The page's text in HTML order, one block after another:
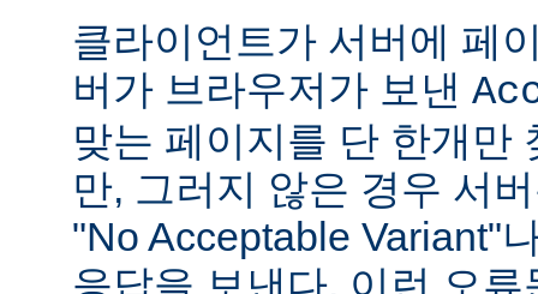
클라이언트가 서버에 페
버가 브라우저가 보낸
맞는 페이지를 단 한개만
만, 그러지 않은 경우 서
"No Acceptable Variant"
응답을 보낸다. 이런 오